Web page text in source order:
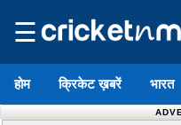
☰
होम क्रिकेट ख़बरें भारत